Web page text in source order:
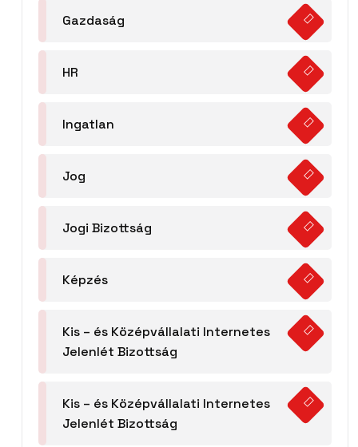
Gazdaság
HR
Ingatlan
Jog
Jogi Bizottság
Képzés
Kis – és Középvállalati Internetes
Jelenlét Bizottság
Kis – és Középvállalati Internetes
Jelenlét Bizottság